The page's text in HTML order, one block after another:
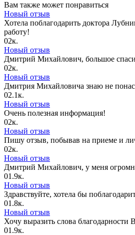
Вам также может понравиться
Новый отзыв
Хотела поблагодарить доктора
работу!
02к.
Новый отзыв
Дмитрий Михайлович, большое
02к.
Новый отзыв
Дмитрия Михайловича знаю не
02.1к.
Новый отзыв
Очень полезная информация!
02к.
Новый отзыв
Пишу отзыв, побывав на приеме и
02к.
Новый отзыв
Дмитрий Михайлович, у меня
01.9к.
Новый отзыв
Здравствуйте, хотела бы
01.8к.
Новый отзыв
Хочу выразить слова благодарности
01.9к.